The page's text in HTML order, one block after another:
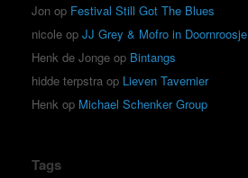
Jon op Festival Still Got The Blues
nicole op JJ Grey & Mofro in Doornroosje
Henk de Jonge op Bintangs
hidde terpstra op Lieven Tavernier
Henk op Michael Schenker Group
Tags